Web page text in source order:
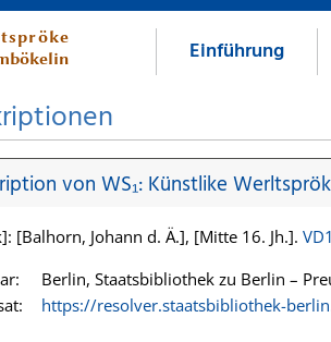
Einführung
von WS₁: Künstlike
[Balhorn, Johann d. Ä.], [Mitte 16. Jh.].
Berlin, Staatsbibliothek zu Berlin –
https://resolver.staatsbibliothek-